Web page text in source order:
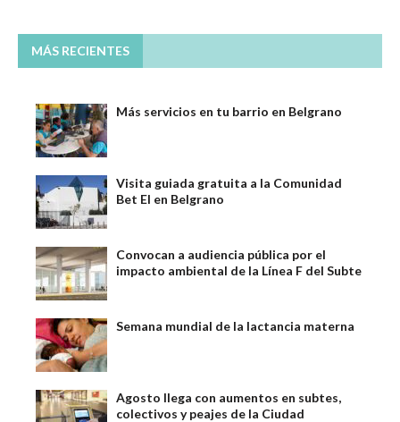
MÁS RECIENTES
Más servicios en tu barrio en Belgrano
Visita guiada gratuita a la Comunidad
Bet El en Belgrano
Convocan a audiencia pública por el
impacto ambiental de la Línea F del Subte
Semana mundial de la lactancia materna
Agosto llega con aumentos en subtes,
colectivos y peajes de la Ciudad